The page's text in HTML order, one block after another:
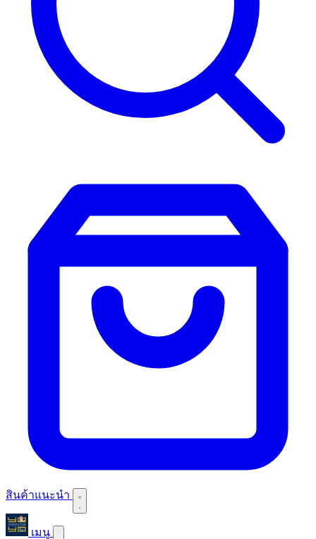
สินค้าแนะนำ
เมนู